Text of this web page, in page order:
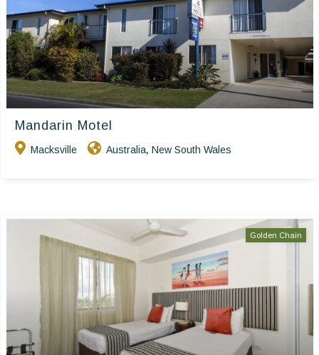
Mandarin Motel
Macksville Australia, New South Wales
Golden Chain